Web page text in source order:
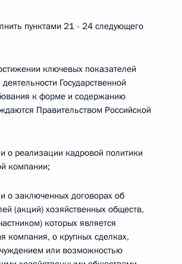
пунктами 21 - 24 следующего
ключевых показателей
Государственной
к форме и содержанию
Правительством Российской
о реализации кадровой политики
компании;
о заключенных договорах об
(акций) хозяйственных обществ,
которых является
компания, о крупных сделках,
или возможностью